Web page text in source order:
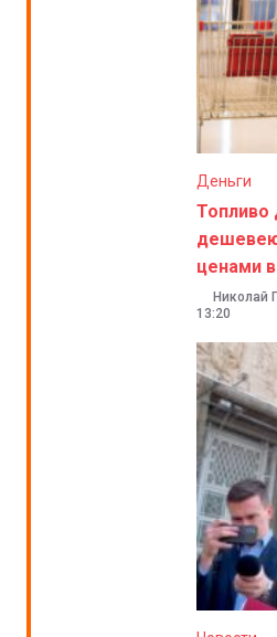
Деньги
Топливо
ценами
Николай
13:20